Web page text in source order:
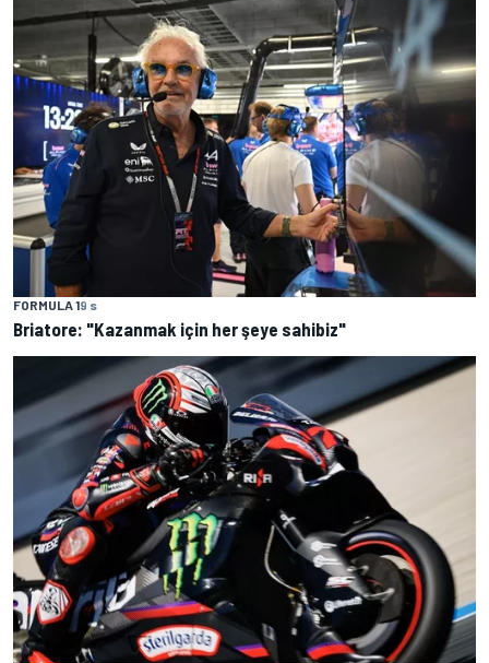
FORMULA 19 s
Briatore: "Kazanmak için her şeye sahibiz"